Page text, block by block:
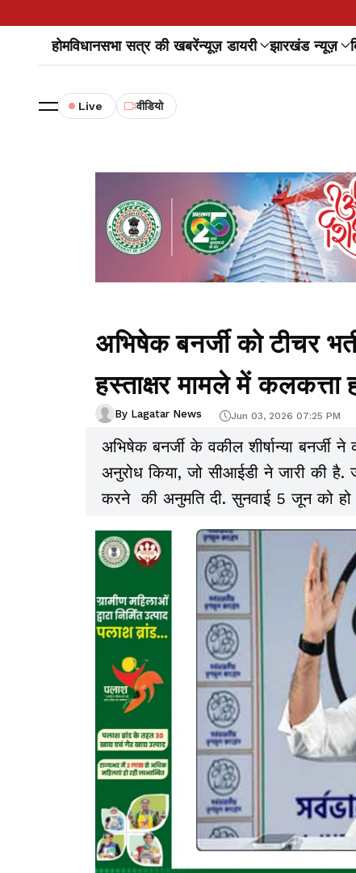
होमविधानसभा सत्र की खबरेंन्यूज़ डायरी झारखंड न्यूज़
Live वीडियो
अभिषेक बनर्जी को टीचर
हस्ताक्षर मामले में कलकत्ता
By Lagatar News Jun 03, 2026 07:25 PM
अभिषेक बनर्जी के वकील शीर्षान्या बनर्जी
अनुरोध किया, जो सीआईडी ने जारी की है.
करने की अनुमति दी. सुनवाई 5 जून को